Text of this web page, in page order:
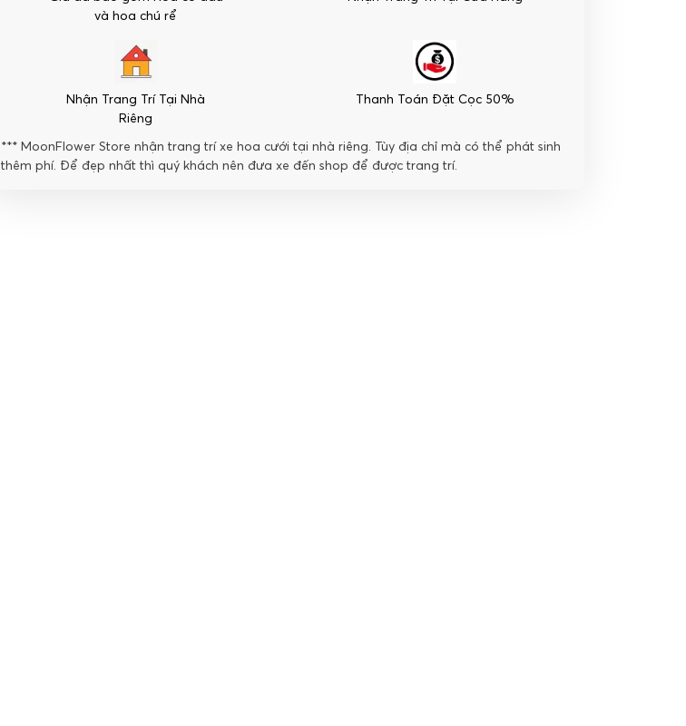
lượng
và hoa chú rể
Nhận Trang Trí Tại Nhà
Riêng
Thanh Toán Đặt Cọc 50%
*** MoonFlower Store nhận trang trí xe hoa cưới tại nhà riêng. Tùy địa chỉ mà có thể phát sinh
thêm phí. Để đẹp nhất thì quý khách nên đưa xe đến shop để được trang trí.